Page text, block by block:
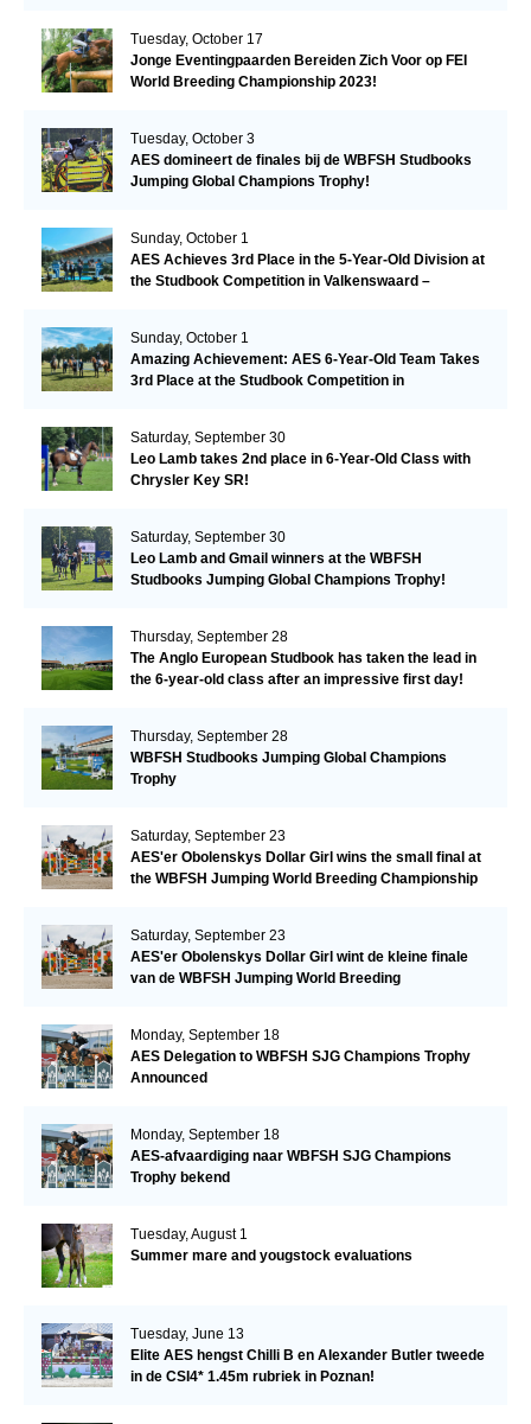
Tuesday, October 17
Jonge Eventingpaarden Bereiden Zich Voor op FEI
World Breeding Championship 2023!
Tuesday, October 3
AES domineert de finales bij de WBFSH Studbooks
Jumping Global Champions Trophy!
Sunday, October 1
AES Achieves 3rd Place in the 5-Year-Old Division at
the Studbook Competition in Valkenswaard –
Sunday, October 1
Amazing Achievement: AES 6-Year-Old Team Takes
3rd Place at the Studbook Competition in
Saturday, September 30
Leo Lamb takes 2nd place in 6-Year-Old Class with
Chrysler Key SR!
Saturday, September 30
Leo Lamb and Gmail winners at the WBFSH
Studbooks Jumping Global Champions Trophy!
Thursday, September 28
The Anglo European Studbook has taken the lead in
the 6-year-old class after an impressive first day!​
Thursday, September 28
WBFSH Studbooks Jumping Global Champions
Trophy
Saturday, September 23
AES'er Obolenskys Dollar Girl wins the small final at
the WBFSH Jumping World Breeding Championship
Saturday, September 23
AES'er Obolenskys Dollar Girl wint de kleine finale
van de WBFSH Jumping World Breeding
Monday, September 18
AES Delegation to WBFSH SJG Champions Trophy
Announced
Monday, September 18
AES-afvaardiging naar WBFSH SJG Champions
Trophy bekend
Tuesday, August 1
Summer mare and yougstock evaluations
Tuesday, June 13
Elite AES hengst Chilli B en Alexander Butler tweede
in de CSI4* 1.45m rubriek in Poznan!